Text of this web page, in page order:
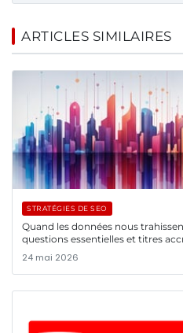
ARTICLES SIMILAIRES
STRATÉGIES DE SEO
Quand les données nous
questions essentielles et titres
24 mai 2026